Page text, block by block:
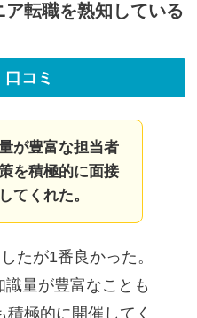
転職を熟知している
コミ
が豊富な担当者
を積極的に面接
てくれた。
たが1番良かった。
量が豊富なことも
極的に開催してく